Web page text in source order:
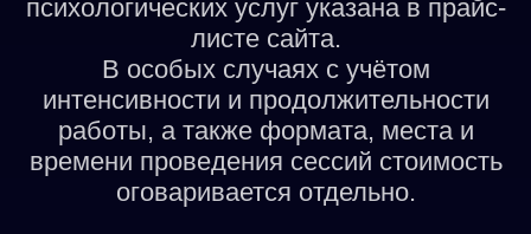
психологических услуг указана в прайс-
листе сайта.
В особых случаях с учётом
интенсивности и продолжительности
работы, а также формата, места и
времени проведения сессий стоимость
оговаривается отдельно.